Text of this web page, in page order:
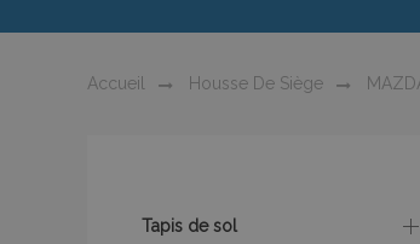
Accueil Housse De Siège
Tapis de sol